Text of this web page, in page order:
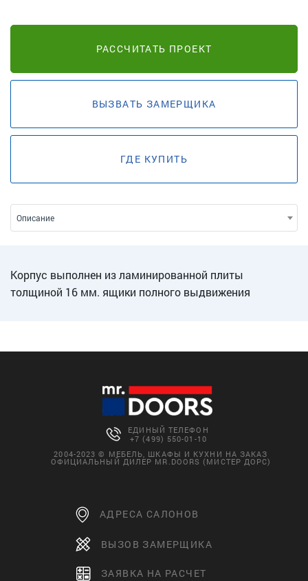
РАССЧИТАТЬ ПРОЕКТ
ВЫЗВАТЬ ЗАМЕРЩИКА
ГДЕ КУПИТЬ
Описание
Корпус выполнен из ламинированной плиты
толщиной 16 мм. ящики полного выдвижения
ЕДИНЫЙ ТЕЛЕФОН
+7 (499) 550-01-10
2004-2023 © МЕБЕЛЬ, ШКАФЫ И КУХНИ НА ЗАКАЗ
ОФИЦИАЛЬНЫЙ ДИЛЕР MR.DOORS (МИСТЕР ДОРС)
АДРЕСА САЛОНОВ
ВЫЗОВ ЗАМЕРЩИКА
ЗАЯВКА НА РАСЧЕТ